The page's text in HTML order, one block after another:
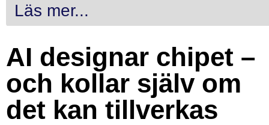
Läs mer...
AI designar chipet –
och kollar själv om
det kan tillverkas